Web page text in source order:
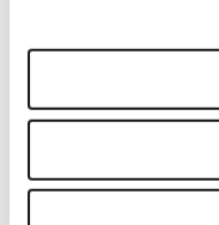
Night
Konepesun kestävä